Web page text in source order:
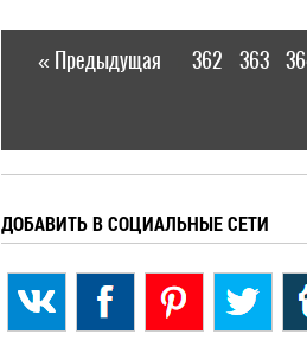
« Предыдущая 362 363
ДОБАВИТЬ В СОЦИАЛЬНЫЕ СЕТИ